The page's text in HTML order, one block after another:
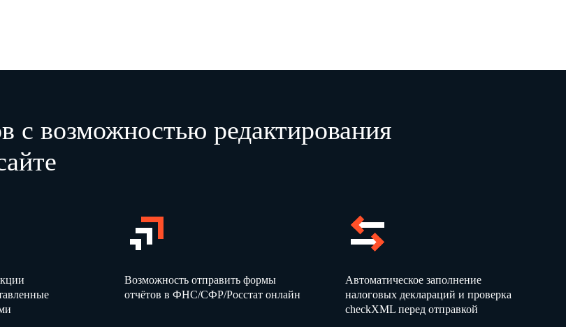
с возможностью редактирования
Возможность отправить формы
отчётов в ФНС/СФР/Росстат онлайн
Автоматическое заполнение
налоговых деклараций и проверка
checkXML перед отправкой